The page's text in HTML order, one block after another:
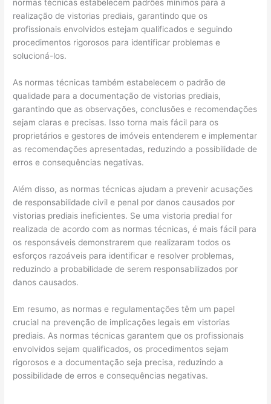
normas técnicas estabelecem padrões mínimos para a
realização de vistorias prediais, garantindo que os
profissionais envolvidos estejam qualificados e seguindo
procedimentos rigorosos para identificar problemas e
solucioná-los.
As normas técnicas também estabelecem o padrão de
qualidade para a documentação de vistorias prediais,
garantindo que as observações, conclusões e recomendações
sejam claras e precisas. Isso torna mais fácil para os
proprietários e gestores de imóveis entenderem e implementar
as recomendações apresentadas, reduzindo a possibilidade de
erros e consequências negativas.
Além disso, as normas técnicas ajudam a prevenir acusações
de responsabilidade civil e penal por danos causados por
vistorias prediais ineficientes. Se uma vistoria predial for
realizada de acordo com as normas técnicas, é mais fácil para
os responsáveis demonstrarem que realizaram todos os
esforços razoáveis para identificar e resolver problemas,
reduzindo a probabilidade de serem responsabilizados por
danos causados.
Em resumo, as normas e regulamentações têm um papel
crucial na prevenção de implicações legais em vistorias
prediais. As normas técnicas garantem que os profissionais
envolvidos sejam qualificados, os procedimentos sejam
rigorosos e a documentação seja precisa, reduzindo a
possibilidade de erros e consequências negativas.